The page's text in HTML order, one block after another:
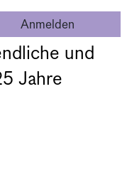
Anmelden
und
Jahre